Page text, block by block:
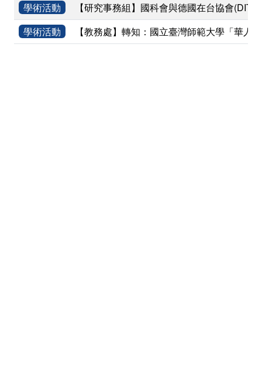
學術活動
【研究事務組】國科會與德國在台協會
學術活動
【教務處】轉知：國立臺灣師範大學「華